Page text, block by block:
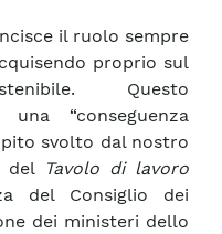
il ruolo sempre
proprio sul
Questo
“conseguenza
svolto dal nostro
del Tavolo di lavoro
del Consiglio dei
dei ministeri dello